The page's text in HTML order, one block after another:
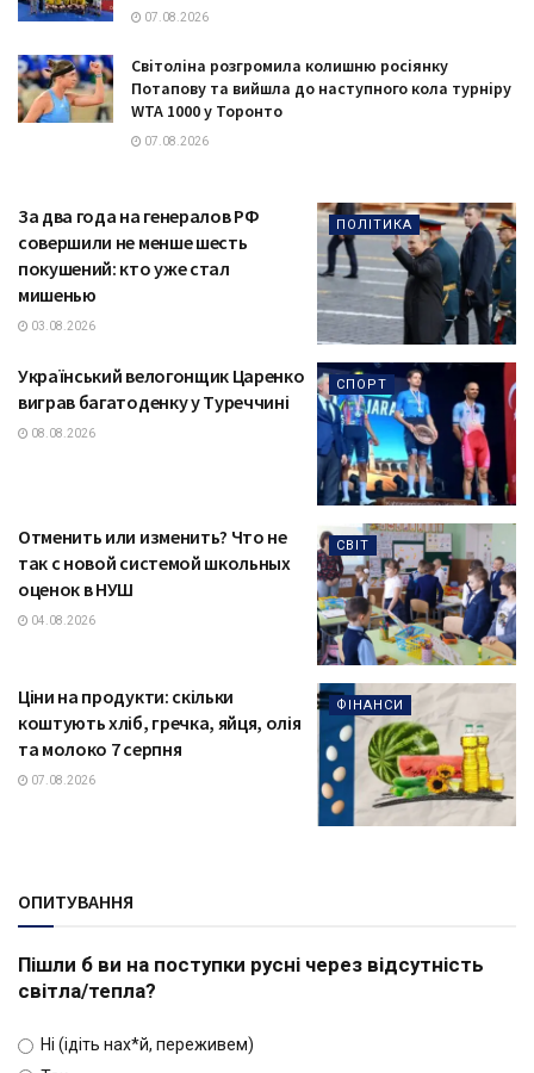
07.08.2026
Світоліна розгромила колишню росіянку
Потапову та вийшла до наступного кола турніру
WTA 1000 у Торонто
07.08.2026
ПОЛІТИКА
За два года на генералов РФ
совершили не менше шесть
покушений: кто уже стал
мишенью
03.08.2026
СПОРТ
Український велогонщик Царенко
виграв багатоденку у Туреччині
08.08.2026
СВІТ
Отменить или изменить? Что не
так с новой системой школьных
оценок в НУШ
04.08.2026
ФІНАНСИ
Ціни на продукти: скільки
коштують хліб, гречка, яйця, олія
та молоко 7 серпня
07.08.2026
ОПИТУВАННЯ
Пішли б ви на поступки русні через відсутність
світла/тепла?
Ні (ідіть нах*й, переживем)